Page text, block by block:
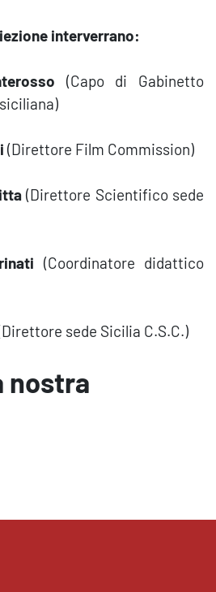
interverrano:
(Capo di Gabinetto
(Direttore Film Commission)
(Direttore Scientifico sede
(Coordinatore didattico
sede Sicilia C.S.C.)
nostra